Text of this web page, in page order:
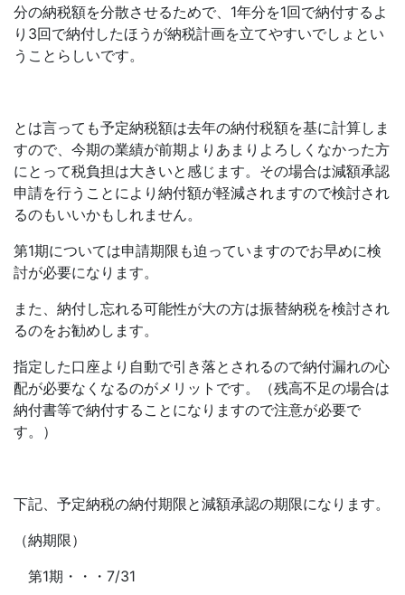
分の納税額を分散させるためで、1年分を1回で納付するよ
り3回で納付したほうが納税計画を立てやすいでしょとい
うことらしいです。
とは言っても予定納税額は去年の納付税額を基に計算しま
すので、今期の業績が前期よりあまりよろしくなかった方
にとって税負担は大きいと感じます。その場合は減額承認
申請を行うことにより納付額が軽減されますので検討され
るのもいいかもしれません。
第1期については申請期限も迫っていますのでお早めに検
討が必要になります。
また、納付し忘れる可能性が大の方は振替納税を検討され
るのをお勧めします。
指定した口座より自動で引き落とされるので納付漏れの心
配が必要なくなるのがメリットです。（残高不足の場合は
納付書等で納付することになりますので注意が必要で
す。）
下記、予定納税の納付期限と減額承認の期限になります。
（納期限）
第1期・・・7/31